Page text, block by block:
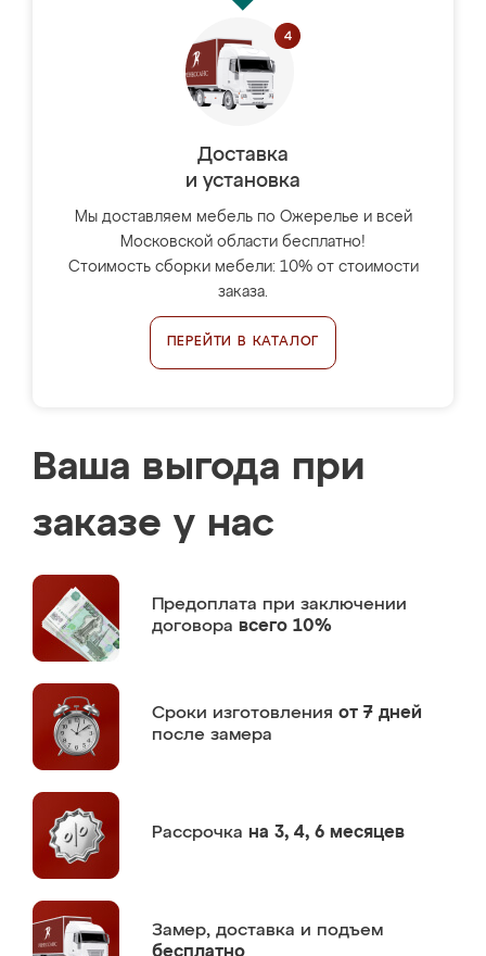
Доставка
и установка
Мы доставляем мебель по Ожерелье и всей
Московской области бесплатно!
Стоимость сборки мебели: 10% от стоимости
заказа.
ПЕРЕЙТИ В КАТАЛОГ
Ваша выгода при
заказе у нас
Предоплата при заключении
договора всего 10%
Сроки изготовления от 7 дней
после замера
Рассрочка на 3, 4, 6 месяцев
Замер, доставка и подъем
бесплатно